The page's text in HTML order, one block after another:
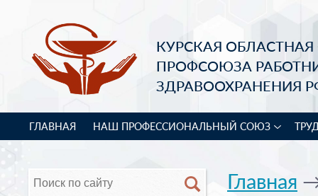
КУРСКАЯ
ПРОФСОЮЗА
ЗДРАВООХРАНЕНИЯ
ГЛАВНАЯ НАШ ПРОФЕССИОНАЛЬНЫЙ СОЮЗ
Главная